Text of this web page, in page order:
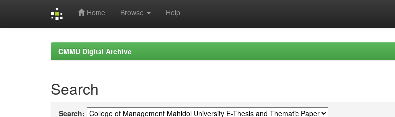
Home Browse Help
CMMU Digital Archive
Search
Search: